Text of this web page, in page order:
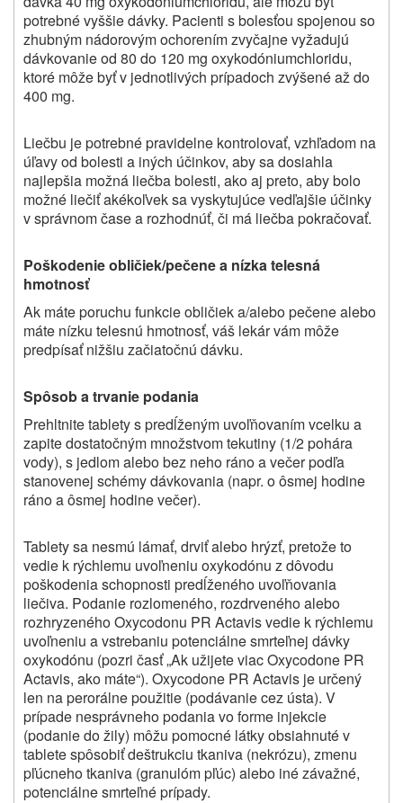
potrebné vyššie dávky. Pacienti s bolesťou spojenou so
zhubným nádorovým ochorením zvyčajne vyžadujú
dávkovanie od 80 do 120 mg oxykodóniumchloridu,
ktoré môže byť v jednotlivých prípadoch zvýšené až do
400 mg.
Liečbu je potrebné pravidelne kontrolovať, vzhľadom na
úľavy od bolesti a iných účinkov, aby sa dosiahla
najlepšia možná liečba bolesti, ako aj preto, aby bolo
možné liečiť akékoľvek sa vyskytujúce vedľajšie účinky
v správnom čase a rozhodnúť, či má liečba pokračovať.
Poškodenie obličiek/pečene a nízka telesná
hmotnosť
Ak máte poruchu funkcie obličiek a/alebo pečene alebo
máte nízku telesnú hmotnosť, váš lekár vám môže
predpísať nižšiu začiatočnú dávku.
Spôsob a trvanie podania
Prehltnite tablety s predĺženým uvoľňovaním vcelku a
zapite dostatočným množstvom tekutiny (1/2 pohára
vody), s jedlom alebo bez neho ráno a večer podľa
stanovenej schémy dávkovania (napr. o ôsmej hodine
ráno a ôsmej hodine večer).
Tablety sa nesmú lámať, drviť alebo hrýzť, pretože to
vedie k rýchlemu uvoľneniu oxykodónu z dôvodu
poškodenia schopnosti predĺženého uvoľňovania
liečiva. Podanie rozlomeného, rozdrveného alebo
rozhryzeného Oxycodonu PR Actavis vedie k rýchlemu
uvoľneniu a vstrebaniu potenciálne smrteľnej dávky
oxykodónu (pozri časť „Ak užijete viac Oxycodone PR
Actavis, ako máte“). Oxycodone PR Actavis je určený
len na perorálne použitie (podávanie cez ústa). V
prípade nesprávneho podania vo forme injekcie
(podanie do žily) môžu pomocné látky obsiahnuté v
tablete spôsobiť deštrukciu tkaniva (nekrózu), zmenu
pľúcneho tkaniva (granulóm pľúc) alebo iné závažné,
potenciálne smrteľné prípady.